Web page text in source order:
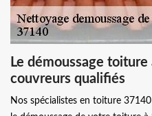
Le démoussage
couvreurs qualifiés
Nos spécialistes en toiture